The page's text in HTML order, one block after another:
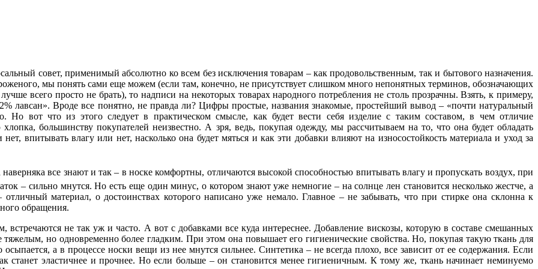
совет, применимый абсолютно ко всем без исключения товарам – как продовольственным, так и бытового назначения.
мы понять сами еще можем (если там, конечно, не присутствует слишком много непонятных терминов, обозначающих
всего просто не брать), то надписи на некоторых товарах народного потребления не столь прозрачны. Взять, к примеру,
лавсан». Вроде все понятно, не правда ли? Цифры простые, названия знакомые, простейший вывод – «почти натуральный
Но вот что из этого следует в практическом смысле, как будет вести себя изделие с таким составом, в чем отличие
большинству покупателей неизвестно. А зря, ведь, покупая одежду, мы рассчитываем на то, что она будет обладать
впитывать влагу или нет, насколько она будет мяться и как эти добавки влияют на износостойкость материала и уход за
все знают и так – в носке комфортны, отличаются высокой способностью впитывать влагу и пропускать воздух, при
– сильно мнутся. Но есть еще один минус, о котором знают уже немногие – на солнце лен становится несколько жестче, а
отличный материал, о достоинствах которого написано уже немало. Главное – не забывать, что при стирке она склонна к
обращения.
встречаются не так уж и часто. А вот с добавками все куда интереснее. Добавление вискозы, которую в составе смешанных
тяжелым, но одновременно более гладким. При этом она повышает его гигиенические свойства. Но, покупая такую ткань для
а в процессе носки вещи из нее мнутся сильнее. Синтетика – не всегда плохо, все зависит от ее содержания. Если
станет эластичнее и прочнее. Но если больше – он становится менее гигиеничным. К тому же, ткань начинает неминуемо